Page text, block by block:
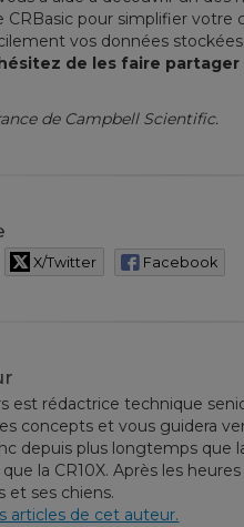
CRBasic pour simplifier
vos données stockées.
de les faire
de Campbell Scientific.
X/Twitter Facebook
est rédactrice technique
concepts et vous guidera
depuis plus longtemps que
la CR10X. Après les
et ses chiens.
articles de cet auteur.